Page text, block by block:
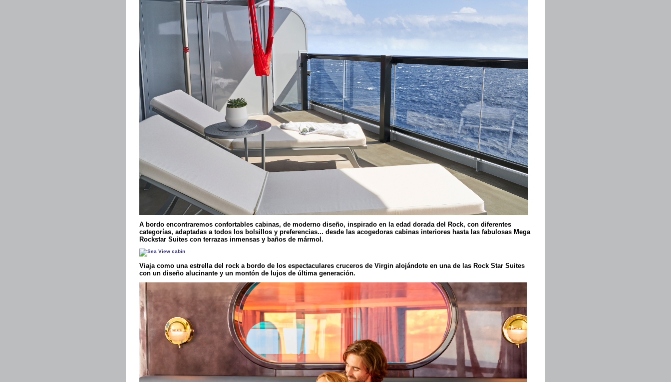
A bordo encontraremos confortables cabinas, de moderno diseño, inspirado en la edad dorada del Rock, con diferentes
categorías, adaptadas a todos los bolsillos y preferencias... desde las acogedoras cabinas interiores hasta las fabulosas Mega
Rockstar Suites con terrazas inmensas y baños de mármol.
Viaja como una estrella del rock a bordo de los espectaculares cruceros de Virgin alojándote en una de las Rock Star Suites
con un diseño alucinante y un montón de lujos de última generación.